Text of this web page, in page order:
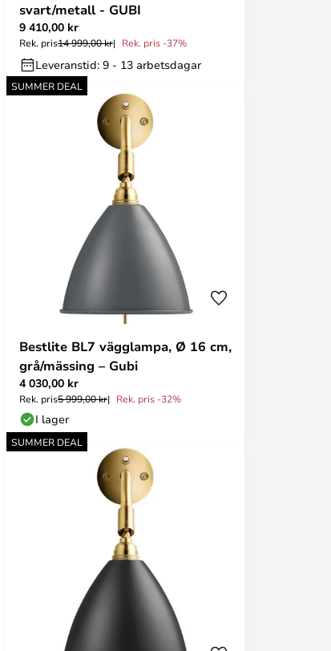
svart/metall - GUBI
9 410,00 kr
Rek. pris14 999,00 kr Rek. pris -37%
Leveranstid: 9 - 13 arbetsdagar
SUMMER DEAL
Bestlite BL7 vägglampa, Ø 16 cm,
grå/mässing – Gubi
4 030,00 kr
Rek. pris5 999,00 kr Rek. pris -32%
I lager
SUMMER DEAL